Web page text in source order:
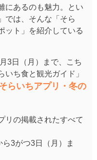
にあるのも魅力。とい
では、そんな「そら
ット」を紹介している
3日（月）まで、こち
いち食と観光ガイド」
そらいちアプリ・冬の
リの掲載されたすべて
3がつ3日（月）ま